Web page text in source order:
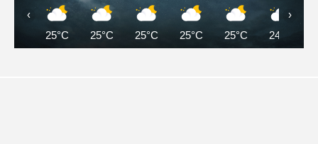
25°C 25°C 25°C 25°C 25°C 24°C
‹ ›